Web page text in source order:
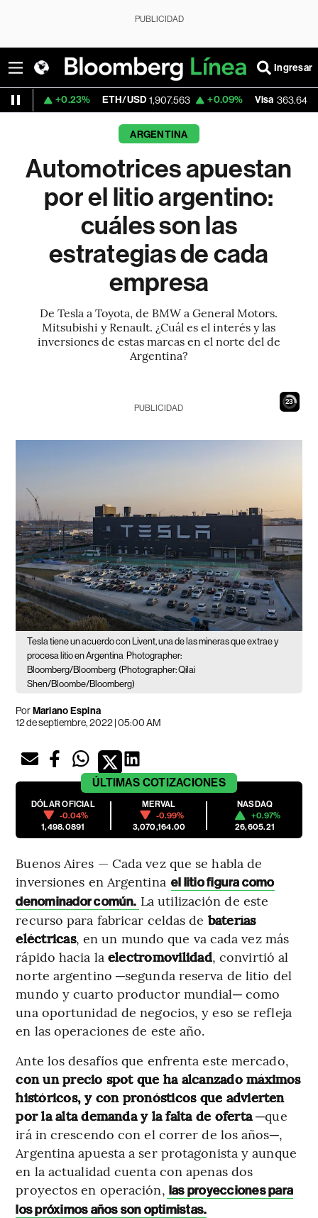
PUBLICIDAD
Ingresar
ETH/USD 1,907.563 +0.09% Visa 363.64 -1.84%
ARGENTINA
Automotrices apuestan
por el litio argentino:
cuáles son las
estrategias de cada
empresa
De Tesla a Toyota, de BMW a General Motors.
Mitsubishi y Renault. ¿Cuál es el interés y las
inversiones de estas marcas en el norte del de
Argentina?
22
PUBLICIDAD
Tesla tiene un acuerdo con Livent, una de las mineras que extrae y
procesa litio en Argentina Photographer:
Bloomberg/Bloomberg (Photographer: Qilai
Shen/Bloombe/Bloomberg)
PorMariano Espina
12 de septiembre, 2022 | 05:00 AM
ÚLTIMAS COTIZACIONES
DÓLAR OFICIAL
-0.04%
1,498.0891
MERVAL
-0.99%
3,070,164.00
NASDAQ
+0.97%
26,605.21
Buenos Aires — Cada vez que se habla de
inversiones en Argentina el litio figura como
denominador común. La utilización de este
recurso para fabricar celdas de baterías
eléctricas, en un mundo que va cada vez más
rápido hacia la electromovilidad, convirtió al
norte argentino ─segunda reserva de litio del
mundo y cuarto productor mundial─ como
una oportunidad de negocios, y eso se refleja
en las operaciones de este año.
Ante los desafíos que enfrenta este mercado,
con un precio spot que ha alcanzado máximos
históricos, y con pronósticos que advierten
por la alta demanda y la falta de oferta─que
irá in crescendo con el correr de los años─,
Argentina apuesta a ser protagonista y aunque
en la actualidad cuenta con apenas dos
proyectos en operación, las proyecciones para
los próximos años son optimistas.